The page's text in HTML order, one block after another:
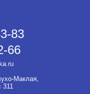
83
66
Маклая,
311